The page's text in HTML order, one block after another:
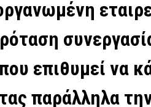
επιθυμεί να
παράλληλα